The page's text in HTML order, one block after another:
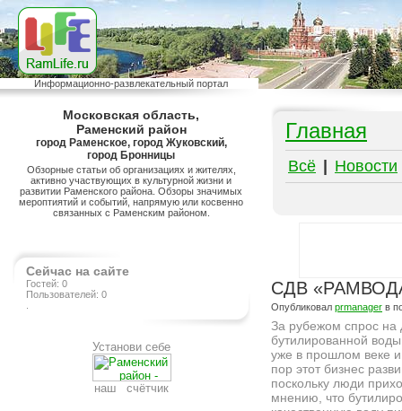
Информационно-развлекательный портал
Московская область,
Раменский район
город Раменское, город Жуковский,
город Бронницы
Обзорные статьи об организациях и жителях,
активно участвующих в культурной жизни и
развитии Раменского района. Обзоры значимых
мероптиятий и событий, напрямую или косвенно
связанных с Раменским районом.
Сейчас на сайте
Гостей: 0
Пользователей: 0
Установи себе
наш счётчик
Главная
Всё Новости
СДВ
Опубликовал prmanager в
За рубежом спрос на
бутилированной
уже в прошлом веке
пор этот бизнес
поскольку люди
мнению, что